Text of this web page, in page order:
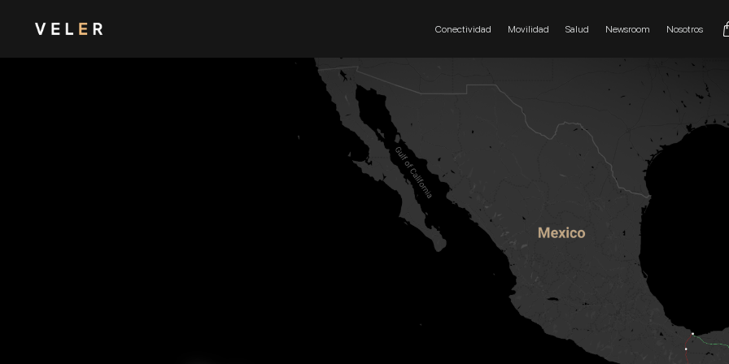
Conectividad Movilidad Salud Newsroom Nosotros